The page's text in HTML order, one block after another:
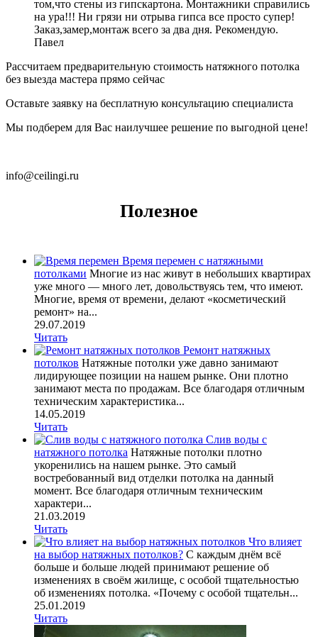
том,что стены из гипскартона. Монтажники справились
на ура!!! Ни грязи ни отрыва гипса все просто супер!
Заказ,замер,монтаж всего за два дня. Рекомендую.
Павел
Рассчитаем предварительную стоимость натяжного потолка
без выезда мастера прямо сейчас
Оставьте заявку на бесплатную консультацию специалиста
Мы подберем для Вас наилучшее решение по выгодной цене!
info@ceilingi.ru
Полезное
Время перемен с натяжными
потолками Многие из нас живут в небольших квартирах
уже много — много лет, довольствуясь тем, что имеют.
Многие, время от времени, делают «косметический
ремонт» на...
29.07.2019
Читать
Ремонт натяжных
потолков Натяжные потолки уже давно занимают
лидирующее позиции на нашем рынке. Они плотно
занимают места по продажам. Все благодаря отличным
техническим характеристика...
14.05.2019
Читать
Слив воды с
натяжного потолка Натяжные потолки плотно
укоренились на нашем рынке. Это самый
востребованный вид отделки потолка на данный
момент. Все благодаря отличным техническим
характери...
21.03.2019
Читать
Что влияет
на выбор натяжных потолков? С каждым днём всё
больше и больше людей принимают решение об
изменениях в своём жилище, с особой тщательностью
об изменениях потолка. «Почему с особой тщательн...
25.01.2019
Читать